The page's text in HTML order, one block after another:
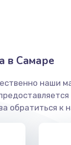
в Самаре
наши
обратиться к